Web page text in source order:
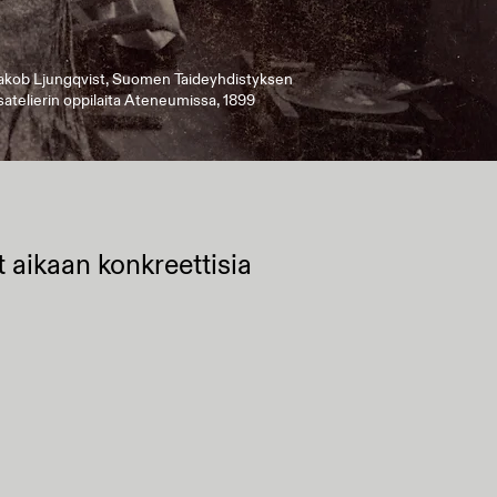
Ljungqvist, Suomen Taideyhdistyksen
oppilaita Ateneumissa, 1899
konkreettisia